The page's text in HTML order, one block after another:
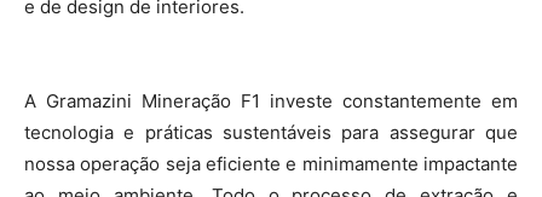
e de design de interiores.
A Gramazini Mineração F1 investe constantemente em
tecnologia e práticas sustentáveis para assegurar que
nossa operação seja eficiente e minimamente impactante